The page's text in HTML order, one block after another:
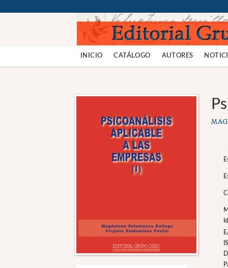
INICIO CATÁLOGO AUTORES